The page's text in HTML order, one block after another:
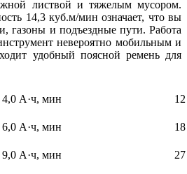
листвой и тяжелым мусором.
14,3 куб.м/мин означает, что вы
газоны и подъездные пути. Работа
невероятно мобильным и
удобный поясной ремень для
4,0 А·ч, мин 12
6,0 А·ч, мин 18
9,0 А·ч, мин 27